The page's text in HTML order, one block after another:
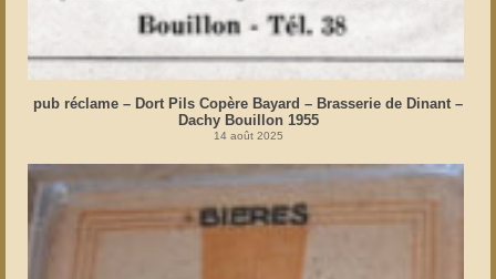
pub réclame – Dort Pils Copère Bayard – Brasserie de Dinant –
Dachy Bouillon 1955
14 août 2025